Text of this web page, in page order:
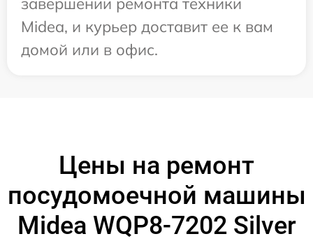
Midea, и курьер доставит ее к вам
домой или в офис.
Цены на ремонт
посудомоечной машины
Midea WQP8-7202 Silver